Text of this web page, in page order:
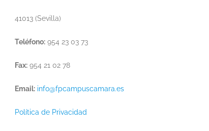
41013 (Sevilla)
Teléfono: 954 23 03 73
Fax: 954 21 02 78
Email: info@fpcampuscamara.es
Política de Privacidad